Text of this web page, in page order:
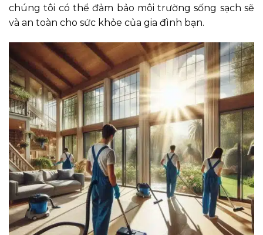
chúng tôi có thể đảm bảo môi trường sống sạch sẽ
và an toàn cho sức khỏe của gia đình bạn.